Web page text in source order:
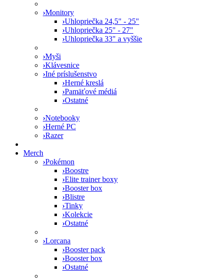
›Monitory
›Uhlopriečka 24,5" - 25"
›Uhlopriečka 25" - 27"
›Uhlopriečka 33" a vyššie
›Myši
›Klávesnice
›Iné príslušenstvo
›Herné kreslá
›Pamäťové médiá
›Ostatné
›Notebooky
›Herné PC
›Razer
Merch
›Pokémon
›Boostre
›Elite trainer boxy
›Booster box
›Blistre
›Tinky
›Kolekcie
›Ostatné
›Lorcana
›Booster pack
›Booster box
›Ostatné